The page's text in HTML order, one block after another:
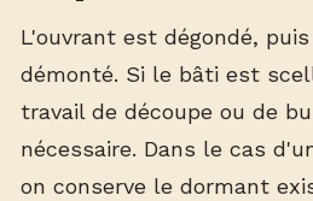
L'ouvrant est dégondé,
démonté. Si le bâti est
travail de découpe ou de
nécessaire. Dans le cas
on conserve le dormant